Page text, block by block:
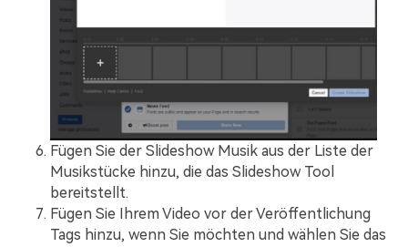
Fügen Sie der Slideshow Musik aus der Liste der
Musikstücke hinzu, die das Slideshow Tool
bereitstellt.
Fügen Sie Ihrem Video vor der Veröffentlichung
Tags hinzu, wenn Sie möchten und wählen Sie das